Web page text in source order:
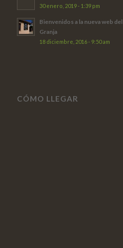
30 enero, 2019 - 1:39 pm
Bienvenidos a la nueva web
Granja
18 diciembre, 2016 - 9:50 am
CÓMO LLEGAR